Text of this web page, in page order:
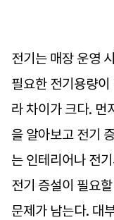
전기는 매장 운영
필요한 전기용량
라 차이가 크다. 먼
을 알아보고 전기
는 인테리어나 전
전기 증설이 필요
문제가 남는다. 대